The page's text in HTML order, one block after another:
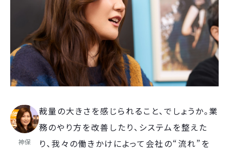
神保
裁量の大きさを感じられること、でしょうか。業
務のやり方を改善したり、システムを整えた
り、我々の働きかけによって会社の“流れ”を